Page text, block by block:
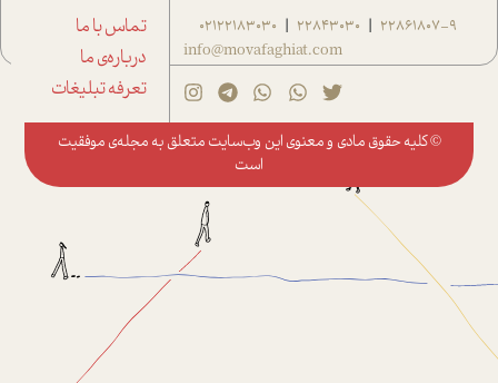
22861807-9
|
22843030
|
02122183030
info@movafaghiat.com
تماس با ما
درباره‌ی ما
تعرفه تبلیغات
© کلیه حقوق مادی و معنوی این وب‌سایت متعلق به مجله‌ی موفقیت
است